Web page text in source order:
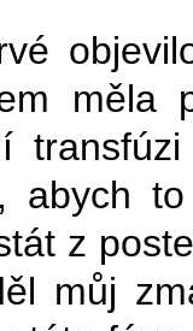
měla
abych
z
můj